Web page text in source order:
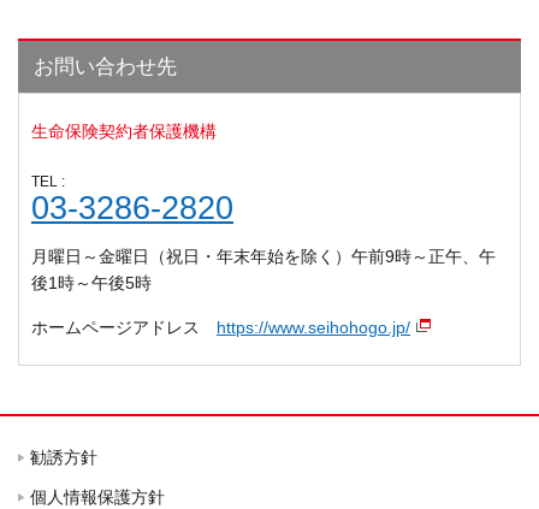
お問い合わせ先
生命保険契約者保護機構
TEL :
03-3286-2820
月曜日～金曜日（祝日・年末年始を除く）午前9時～正午、午
後1時～午後5時
ホームページアドレス https://www.seihohogo.jp/
勧誘方針
個人情報保護方針